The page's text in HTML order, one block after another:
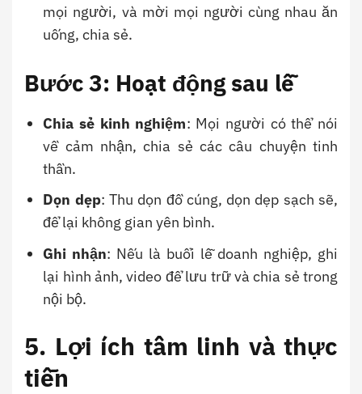
mọi người, và mời mọi người cùng nhau ăn
uống, chia sẻ.
Bước 3: Hoạt động sau lễ
Chia sẻ kinh nghiệm: Mọi người có thể nói
về cảm nhận, chia sẻ các câu chuyện tinh
thần.
Dọn dẹp: Thu dọn đồ cúng, dọn dẹp sạch sẽ,
để lại không gian yên bình.
Ghi nhận: Nếu là buổi lễ doanh nghiệp, ghi
lại hình ảnh, video để lưu trữ và chia sẻ trong
nội bộ.
5. Lợi ích tâm linh và thực
tiễn